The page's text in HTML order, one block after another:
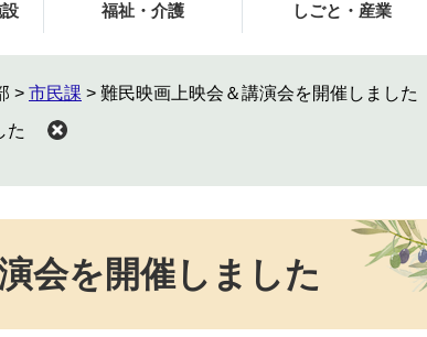
福祉・介護 しごと・産業
> 市民課 > 難民映画上映会＆講演会を開催しました
た
会を開催しました